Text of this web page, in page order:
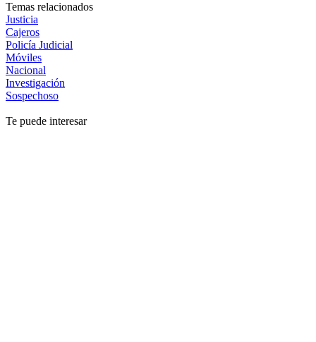
Temas relacionados
Justicia
Cajeros
Policía Judicial
Móviles
Nacional
Investigación
Sospechoso
Te puede interesar